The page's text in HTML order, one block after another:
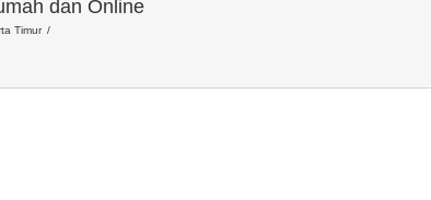
dan Online
Timur